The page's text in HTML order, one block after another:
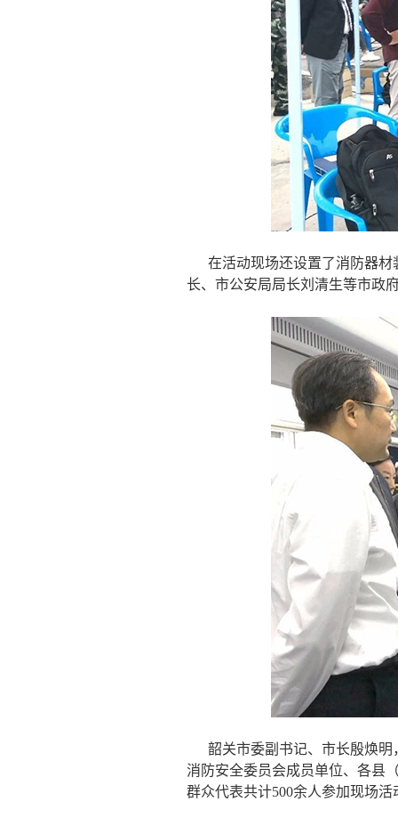
在活动现场还设置了消防器
长、市公安局局长刘清生等市政
韶关市委副书记、市长殷焕
消防安全委员会成员单位、各县
群众代表共计500余人参加现场活